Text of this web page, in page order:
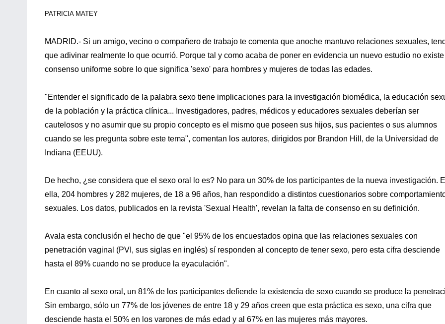
PATRICIA MATEY
MADRID.- Si un amigo, vecino o compañero de trabajo te comenta que anoche mantuvo relaciones sexuales,
que adivinar realmente lo que ocurrió. Porque tal y como acaba de poner en evidencia un nuevo estudio no existe
consenso uniforme sobre lo que significa 'sexo' para hombres y mujeres de todas las edades.
"Entender el significado de la palabra sexo tiene implicaciones para la investigación biomédica, la educación
de la población y la práctica clínica... Investigadores, padres, médicos y educadores sexuales deberían ser
cautelosos y no asumir que su propio concepto es el mismo que poseen sus hijos, sus pacientes o sus alumnos
cuando se les pregunta sobre este tema", comentan los autores, dirigidos por Brandon Hill, de la Universidad de
Indiana (EEUU).
De hecho, ¿se considera que el sexo oral lo es? No para un 30% de los participantes de la nueva investigación.
ella, 204 hombres y 282 mujeres, de 18 a 96 años, han respondido a distintos cuestionarios sobre
sexuales. Los datos, publicados en la revista 'Sexual Health', revelan la falta de consenso en su definición.
Avala esta conclusión el hecho de que "el 95% de los encuestados opina que las relaciones sexuales con
penetración vaginal (PVI, sus siglas en inglés) sí responden al concepto de tener sexo, pero esta cifra desciende
hasta el 89% cuando no se produce la eyaculación".
En cuanto al sexo oral, un 81% de los participantes defiende la existencia de sexo cuando se produce la
Sin embargo, sólo un 77% de los jóvenes de entre 18 y 29 años creen que esta práctica es sexo, una cifra que
desciende hasta el 50% en los varones de más edad y al 67% en las mujeres más mayores.